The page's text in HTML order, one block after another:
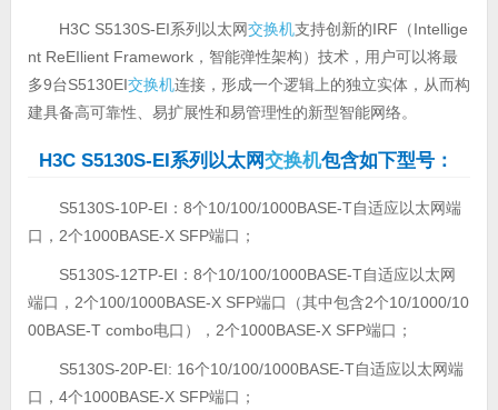
H3C S5130S-EI系列以太网交换机支持创新的IRF（Intellige
nt ReEIlient Framework，智能弹性架构）技术，用户可以将最
多9台S5130EI交换机连接，形成一个逻辑上的独立实体，从而构
建具备高可靠性、易扩展性和易管理性的新型智能网络。
H3C S5130S-EI系列以太网交换机包含如下型号：
S5130S-10P-EI：8个10/100/1000BASE-T自适应以太网端
口，2个1000BASE-X SFP端口；
S5130S-12TP-EI：8个10/100/1000BASE-T自适应以太网
端口，2个100/1000BASE-X SFP端口（其中包含2个10/1000/10
00BASE-T combo电口），2个1000BASE-X SFP端口；
S5130S-20P-EI: 16个10/100/1000BASE-T自适应以太网端
口，4个1000BASE-X SFP端口；